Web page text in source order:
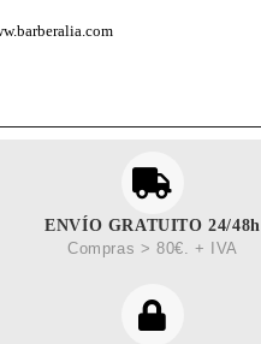
ENVÍO GRATUITO 24/48h
Compras > 80€. + IVA